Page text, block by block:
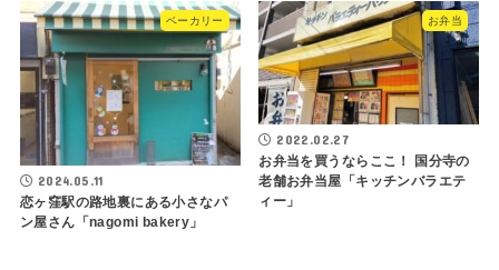
ベーカリー
2024.05.11
恋ヶ窪駅の路地裏にある小さなパ
ン屋さん「nagomi bakery」
お弁当
2022.02.27
お弁当を買うならここ！ 国分寺の
老舗お弁当屋「キッチンバラエテ
ィー」